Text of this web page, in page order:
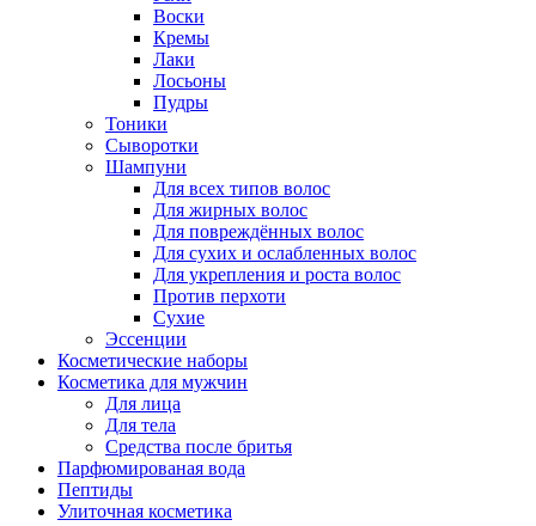
Воски
Кремы
Лаки
Лосьоны
Пудры
Тоники
Сыворотки
Шампуни
Для всех типов волос
Для жирных волос
Для повреждённых волос
Для сухих и ослабленных волос
Для укрепления и роста волос
Против перхоти
Сухие
Эссенции
Косметические наборы
Косметика для мужчин
Для лица
Для тела
Средства после бритья
Парфюмированая вода
Пептиды
Улиточная косметика